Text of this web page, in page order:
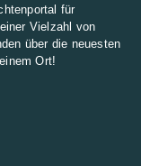
für
Vielzahl von
über die neuesten
Ort!